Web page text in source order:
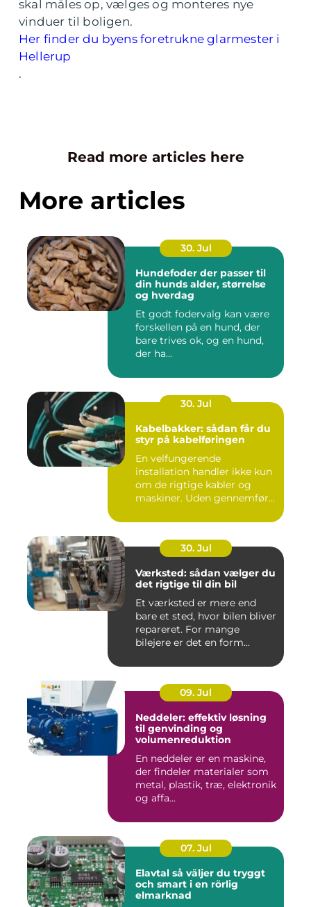
skal måles op, vælges og monteres nye
vinduer til boligen.
Her finder du byens foretrukne glarmester i
Hellerup
.
Read more articles here
More articles
30. Jul
Hundefoder der passer til
din hunds alder, størrelse
og hverdag
Et godt fodervalg kan være
forskellen på en hund, der
bare trives ok, og en hund,
der ha...
30. Jul
Kabelbakker: sådan får du
styr på kabelføringen
En velfungerende
installation handler ikke kun
om de rigtige kabler og
maskiner. Uden gennemført
30. Jul
Værksted: sådan vælger du
det rigtige til din bil
Et værksted er mere end
bare et sted, hvor bilen bliver
repareret. For mange
bilejere er det en form...
09. Jul
Neddeler: effektiv løsning
til genvinding og
volumenreduktion
En neddeler er en maskine,
der findeler materialer som
metal, plastik, træ, elektronik
og affa...
07. Jul
Elavtal så väljer du tryggt
och smart i en rörlig
elmarknad